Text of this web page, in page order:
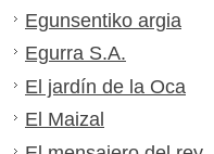
Egunsentiko argia
Egurra S.A.
El jardín de la Oca
El Maizal